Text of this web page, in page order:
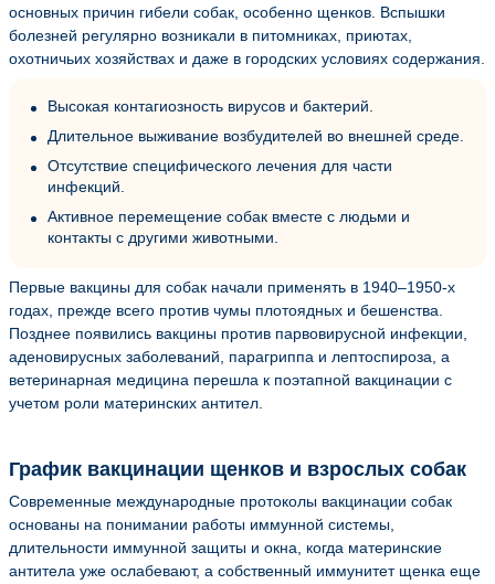
основных причин гибели собак, особенно щенков. Вспышки
болезней регулярно возникали в питомниках, приютах,
охотничьих хозяйствах и даже в городских условиях содержания.
Высокая контагиозность вирусов и бактерий.
Длительное выживание возбудителей во внешней среде.
Отсутствие специфического лечения для части
инфекций.
Активное перемещение собак вместе с людьми и
контакты с другими животными.
Первые вакцины для собак начали применять в 1940–1950-х
годах, прежде всего против чумы плотоядных и бешенства.
Позднее появились вакцины против парвовирусной инфекции,
аденовирусных заболеваний, парагриппа и лептоспироза, а
ветеринарная медицина перешла к поэтапной вакцинации с
учетом роли материнских антител.
График вакцинации щенков и взрослых собак
Современные международные протоколы вакцинации собак
основаны на понимании работы иммунной системы,
длительности иммунной защиты и окна, когда материнские
антитела уже ослабевают, а собственный иммунитет щенка еще